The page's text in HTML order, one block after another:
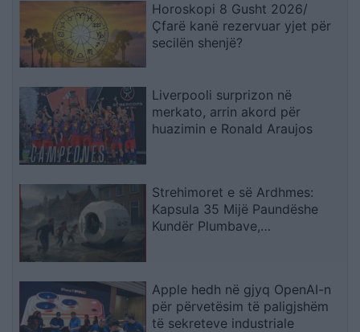
Horoskopi 8 Gusht 2026/
Çfarë kanë rezervuar yjet për
secilën shenjë?
Liverpooli surprizon në
merkato, arrin akord për
huazimin e Ronald Araujos
Strehimoret e së Ardhmes:
Kapsula 35 Mijë Paundëshe
Kundër Plumbave,
Apple hedh në gjyq OpenAI-n
për përvetësim të paligjshëm
të sekreteve industriale